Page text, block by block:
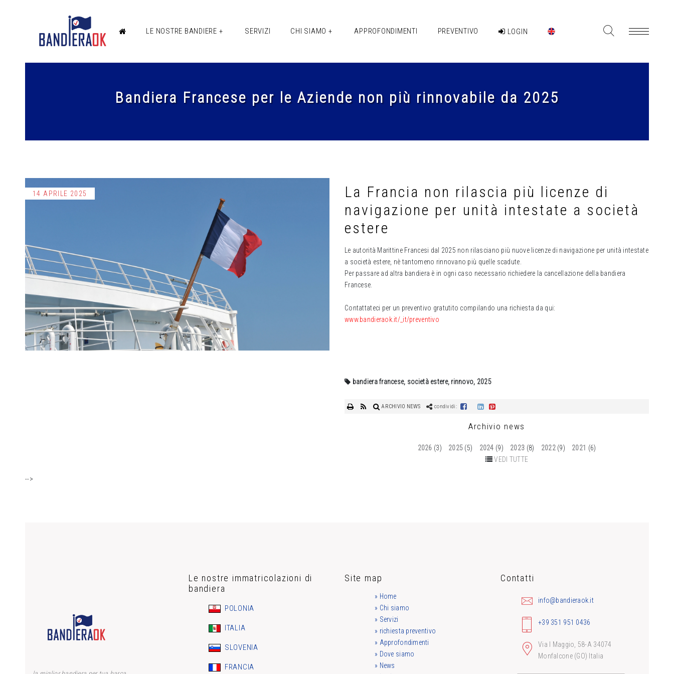
LE NOSTRE BANDIERE + SERVIZI CHI SIAMO + APPROFONDIMENTI PREVENTIVO LOGIN
Bandiera Francese per le Aziende non più rinnovabile da 2025
14 APRILE 2025
La Francia non rilascia più licenze di
navigazione per unità intestate a società
estere
Le autorità Marittine Francesi dal 2025 non rilasciano più nuove licenze di navigazione per unità intestate
a società estere, nè tantomeno rinnovano più quelle scadute.
Per passare ad altra bandiera è in ogni caso necessario richiedere la cancellazione della bandiera
Francese.
Contattateci per un preventivo gratutito compilando una richiesta da qui:
www.bandieraok.it/_it/preventivo
bandiera francese, società estere, rinnovo, 2025
ARCHIVIO NEWS condividi:
Archivio news
2026 (3) 2025 (5) 2024 (9) 2023 (8) 2022(9) 2021 (6)
VEDI TUTTE
-->
Le nostre immatricolazioni di
bandiera
POLONIA
ITALIA
SLOVENIA
FRANCIA
Site map
» Home
» Chi siamo
» Servizi
» richiesta preventivo
» Approfondimenti
» Dove siamo
» News
Contatti
info@bandieraok.it
+39 351 951 0436
Via I Maggio, 58-A 34074
Monfalcone (GO) Italia